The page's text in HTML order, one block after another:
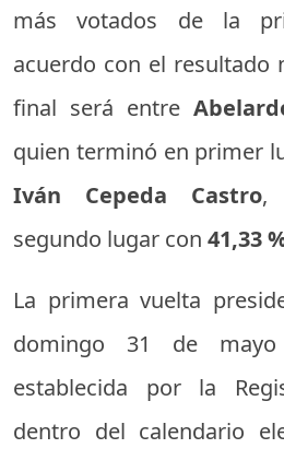
más votados de la
acuerdo con el resultado
final será entre
quien terminó en primer
Iván Cepeda Castro,
segundo lugar con 41,33
La primera vuelta
domingo 31 de
establecida por la
dentro del calendario